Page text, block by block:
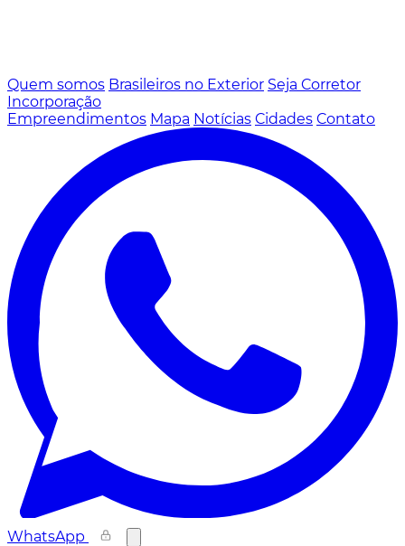
Quem somos Brasileiros no Exterior Seja Corretor
Incorporação
Empreendimentos Mapa Notícias Cidades Contato
WhatsApp